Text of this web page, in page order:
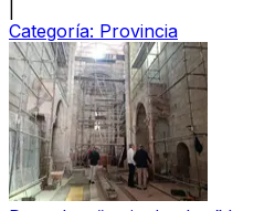
Categoría: Provincia